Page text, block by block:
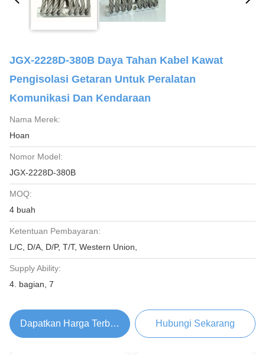
JGX-2228D-380B Daya Tahan Kabel Kawat
Pengisolasi Getaran Untuk Peralatan
Komunikasi Dan Kendaraan
Nama Merek:
Hoan
Nomor Model:
JGX-2228D-380B
MOQ:
4 buah
Ketentuan Pembayaran:
L/C, D/A, D/P, T/T, Western Union,
Supply Ability:
4. bagian, 7
Dapatkan Harga Terbaik Hubungi Sekarang